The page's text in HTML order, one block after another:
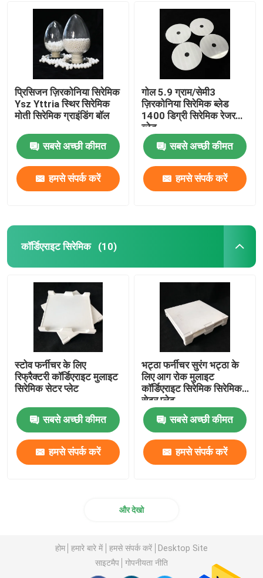
प्रिसिजन ज़िरकोनिया सिरेमिक
Ysz Yttria स्थिर सिरेमिक
मोती सिरेमिक ग्राइंडिंग बॉल
सबसे अच्छी कीमत
हमसे संपर्क करें
गोल 5.9 ग्राम/सेमी3
ज़िरकोनिया सिरेमिक ब्लेड
1400 डिग्री सिरेमिक रेजर
ब्लेड
सबसे अच्छी कीमत
हमसे संपर्क करें
कॉर्डिएराइट सिरेमिक (10)
स्टोव फर्नीचर के लिए
रिफ्रैक्टरी कॉर्डिएराइट मुलाइट
सिरेमिक सेटर प्लेट
सबसे अच्छी कीमत
हमसे संपर्क करें
भट्ठा फर्नीचर सुरंग भट्ठा के
लिए आग रोक मुलाइट
कॉर्डिएराइट सिरेमिक सिरेमिक
सेटर प्लेट
सबसे अच्छी कीमत
हमसे संपर्क करें
और देखो
होम हमारे बारे में हमसे संपर्क करें
Desktop Site
साइटमैप
गोपनीयता नीति